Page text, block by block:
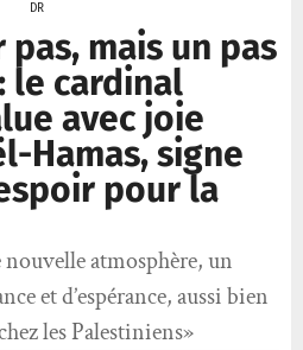
DR
mais un pas
le cardinal
avec joie
Hamas, signe
pour la
atmosphère, un
et d’espérance, aussi bien
les Palestiniens»